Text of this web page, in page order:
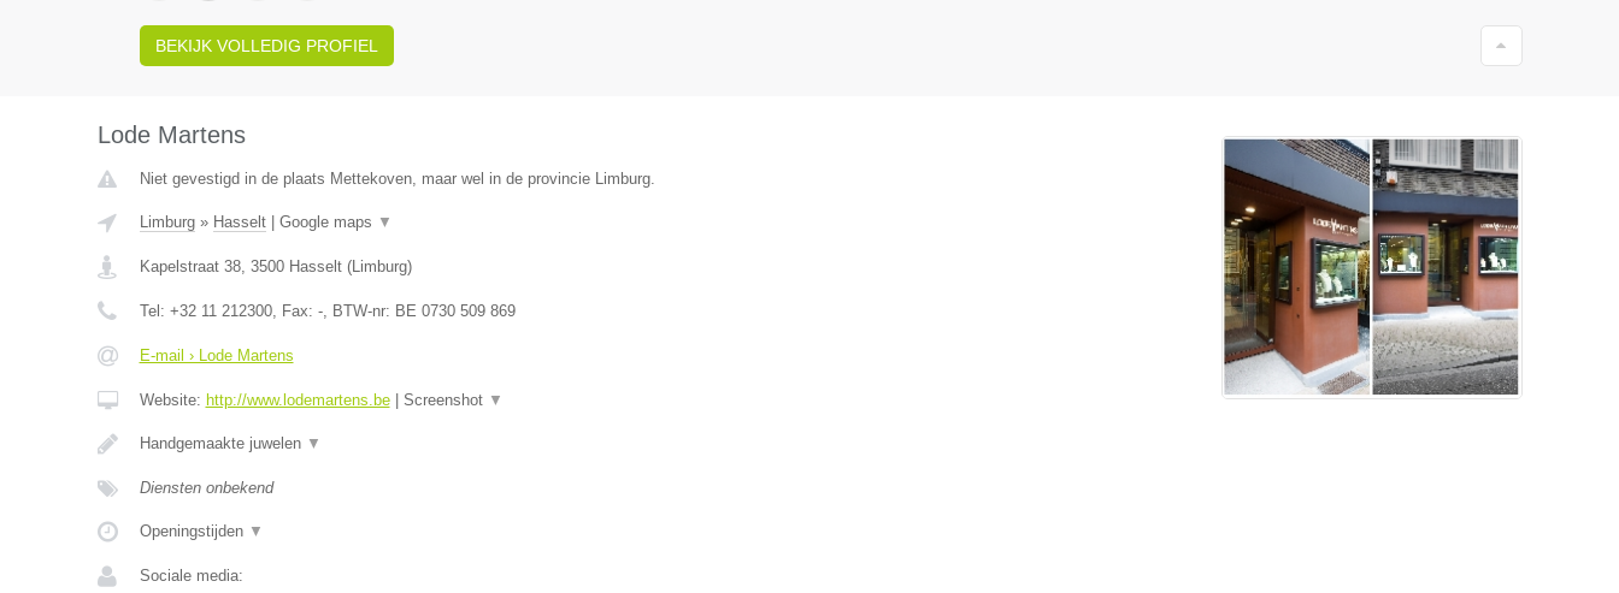
BEKIJK VOLLEDIG PROFIEL
Lode Martens
Niet gevestigd in de plaats Mettekoven, maar wel in de provincie Limburg.
Limburg» Hasselt| Google maps ▼
Kapelstraat 38, 3500 Hasselt(Limburg)
Tel: +32 11 212300, Fax: -, BTW-nr: BE 0730 509 869
E-mail › Lode Martens
Website: http://www.lodemartens.be| Screenshot ▼
Handgemaakte juwelen ▼
Diensten onbekend
Openingstijden ▼
Sociale media: